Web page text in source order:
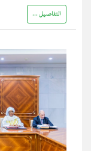
التفاصيل ...